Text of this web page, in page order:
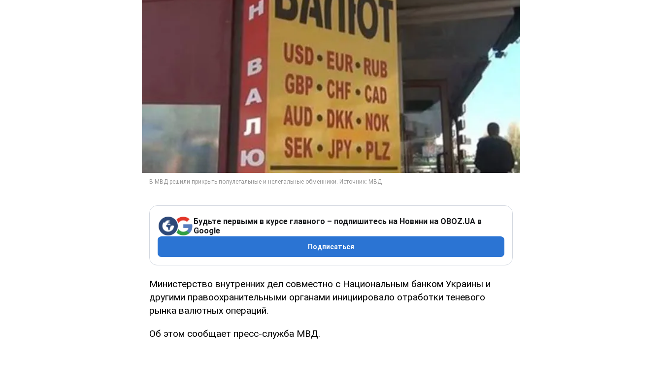
Будьте первыми в курсе главного – подпишитесь на Новини на OBOZ.UA в
Google
Подписаться
Министерство внутренних дел совместно с Национальным банком Украины и
другими правоохранительными органами инициировало отработки теневого
рынка валютных операций.
Об этом сообщает пресс-служба МВД.